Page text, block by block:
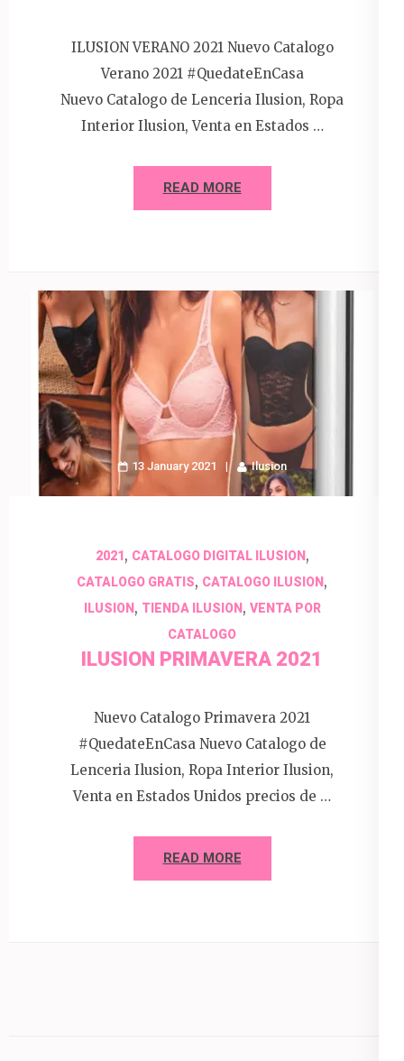
ILUSION VERANO 2021 Nuevo Catalogo
Verano 2021 #QuedateEnCasa
Nuevo Catalogo de Lenceria Ilusion, Ropa
Interior Ilusion, Venta en Estados …
READ MORE
13 January 2021 Ilusion
2021, CATALOGO DIGITAL ILUSION,
CATALOGO GRATIS, CATALOGO ILUSION,
ILUSION, TIENDA ILUSION, VENTA POR
CATALOGO
ILUSION PRIMAVERA 2021
Nuevo Catalogo Primavera 2021
#QuedateEnCasa Nuevo Catalogo de
Lenceria Ilusion, Ropa Interior Ilusion,
Venta en Estados Unidos precios de …
READ MORE